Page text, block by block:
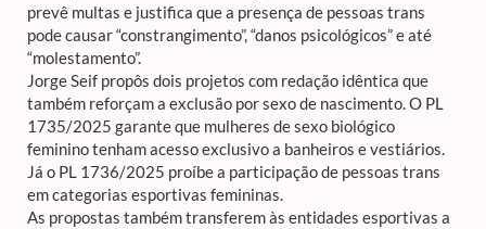
prevê multas e justifica que a presença de pessoas trans
pode causar “constrangimento”, “danos psicológicos” e até
“molestamento”.
Jorge Seif propôs dois projetos com redação idêntica que
também reforçam a exclusão por sexo de nascimento. O PL
1735/2025 garante que mulheres de sexo biológico
feminino tenham acesso exclusivo a banheiros e vestiários.
Já o PL 1736/2025 proíbe a participação de pessoas trans
em categorias esportivas femininas.
As propostas também transferem às entidades esportivas a